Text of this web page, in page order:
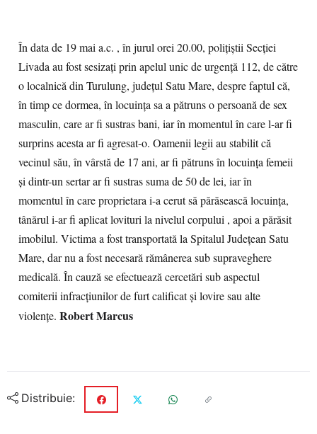
În data de 19 mai a.c. , în jurul orei 20.00, poliţiştii Secţiei
Livada au fost sesizaţi prin apelul unic de urgenţă 112, de către
o localnică din Turulung, judeţul Satu Mare, despre faptul că,
în timp ce dormea, în locuinţa sa a pătruns o persoană de sex
masculin, care ar fi sustras bani, iar în momentul în care l-ar fi
surprins acesta ar fi agresat-o. Oamenii legii au stabilit că
vecinul său, în vârstă de 17 ani, ar fi pătruns în locuinţa femeii
şi dintr-un sertar ar fi sustras suma de 50 de lei, iar în
momentul în care proprietara i-a cerut să părăsească locuinţa,
tânărul i-ar fi aplicat lovituri la nivelul corpului , apoi a părăsit
imobilul. Victima a fost transportată la Spitalul Judeţean Satu
Mare, dar nu a fost necesară rămânerea sub supraveghere
medicală. În cauză se efectuează cercetări sub aspectul
comiterii infracţiunilor de furt calificat şi lovire sau alte
violenţe. Robert Marcus
Distribuie: